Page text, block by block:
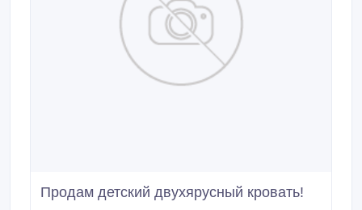
Продам детский двухярусный кровать!